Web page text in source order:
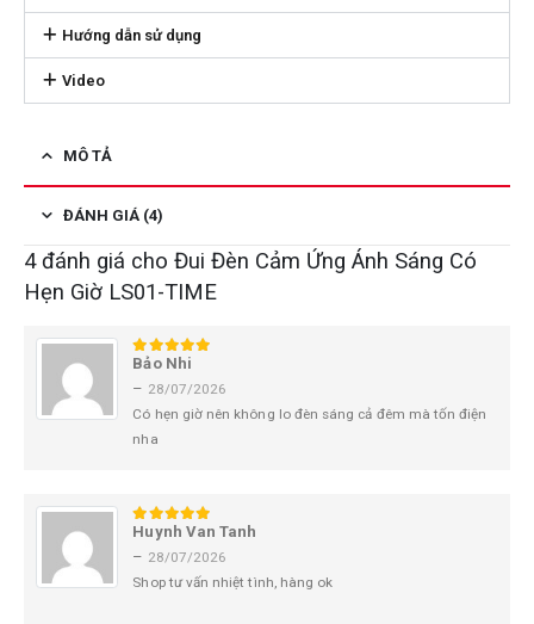
Hướng dẫn sử dụng
Video
MÔ TẢ
ĐÁNH GIÁ (4)
4 đánh giá cho Đui Đèn Cảm Ứng Ánh Sáng Có
Hẹn Giờ LS01-TIME
5trên 5
Bảo Nhi
– 28/07/2026
Có hẹn giờ nên không lo đèn sáng cả đêm mà tốn điện
nha
5 trên 5
Huynh Van Tanh
– 28/07/2026
Shop tư vấn nhiệt tình, hàng ok